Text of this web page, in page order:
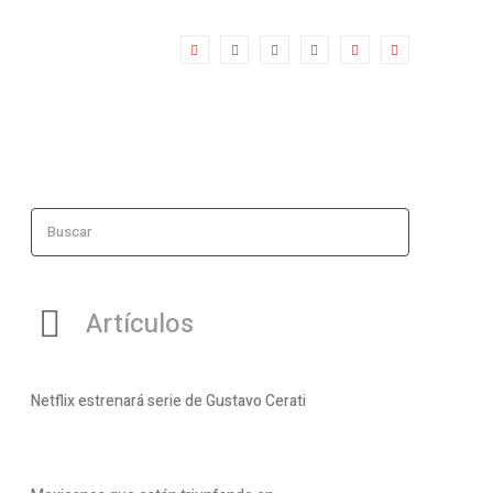
Buscar
Artículos
Netflix estrenará serie de Gustavo Cerati